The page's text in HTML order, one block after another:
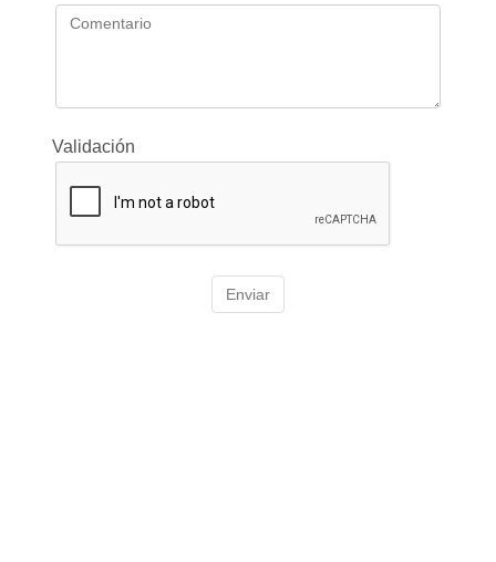
Validación